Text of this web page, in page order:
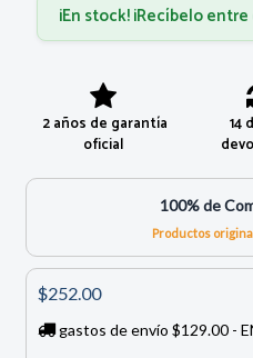
¡En stock! ¡Recíbelo
2 años de garantía
oficial
14
100% de
Productos
$252.00
gastos de envío $129.00 -